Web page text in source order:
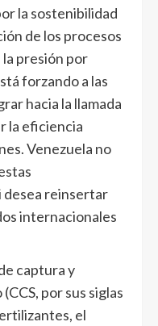
la sostenibilidad
de los procesos
presión por
forzando a las
hacia la llamada
la eficiencia
Venezuela no
desea reinsertar
internacionales
captura y
por sus siglas
el